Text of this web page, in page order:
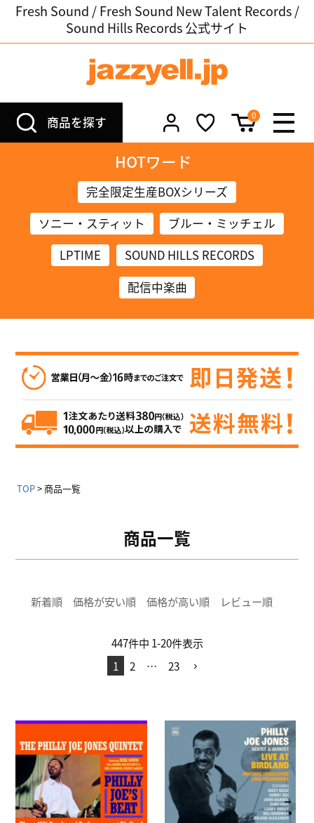
Fresh Sound / Fresh Sound New Talent Records /
Sound Hills Records 公式サイト
商品を探す 0
HOTワード
完全限定生産BOXシリーズ
ソニー・スティット
ブルー・ミッチェル
LPTIME
SOUND HILLS RECORDS
配信中楽曲
TOP 商品一覧
商品一覧
新着順 価格が安い順 価格が高い順 レビュー順
447件中 1-20件表示
1
2 … 23